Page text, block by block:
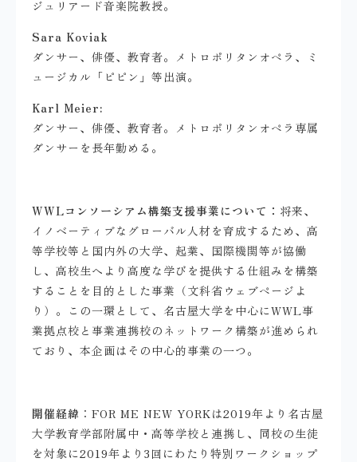
ジュリアード音楽院教授。
Sara Koviak
ダンサー、俳優、教育者。メトロポリタンオペラ、ミ
ュージカル「ピピン」等出演。
Karl Meier:
ダンサー、俳優、教育者。メトロポリタンオペラ専属
ダンサーを長年勤める。
WWLコンソーシアム構築支援事業について： 将来、
イノベーティブなグローバル人材を育成するため、高
等学校等と国内外の大学、起業、国際機関等が協働
し、高校生へより高度な学びを提供する仕組みを構築
することを目的とした事業（文科省ウェブページよ
り）。この一環として、名古屋大学を中心にWWL事
業拠点校と事業連携校のネットワーク構築が進められ
ており、本企画はその中心的事業の一つ。
開催経緯 ： FOR ME NEW YORKは2019年より名古屋
大学教育学部附属中・高等学校と連携し、同校の生徒
を対象に2019年より 3 回にわたり特別ワークショップ